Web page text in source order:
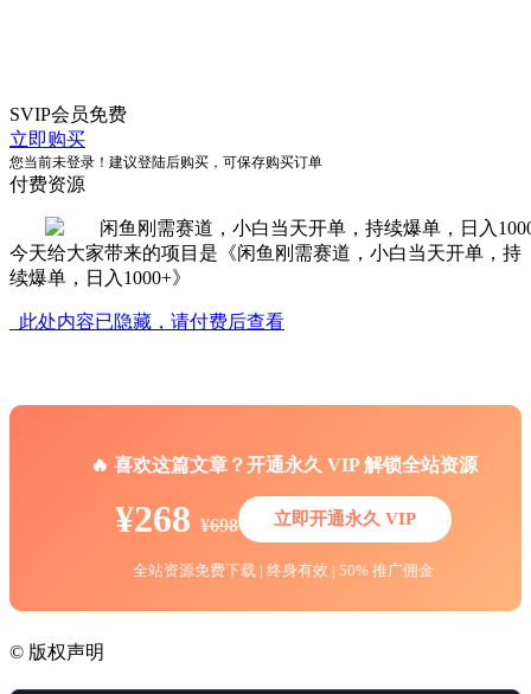
SVIP会员免费
立即购买
您当前未登录！建议登陆后购买，可保存购买订单
付费资源
今天给大家带来的项目是《闲鱼刚需赛道，小白当天开单，持
续爆单，日入1000+》
此处内容已隐藏，请付费后查看
🔥 喜欢这篇文章？开通永久 VIP 解锁全站资源
¥268 ¥698 立即开通永久 VIP
全站资源免费下载 | 终身有效 | 50% 推广佣金
© 版权声明